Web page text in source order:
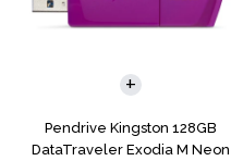
Pendrive Kingston 128GB
DataTraveler Exodia M Neon